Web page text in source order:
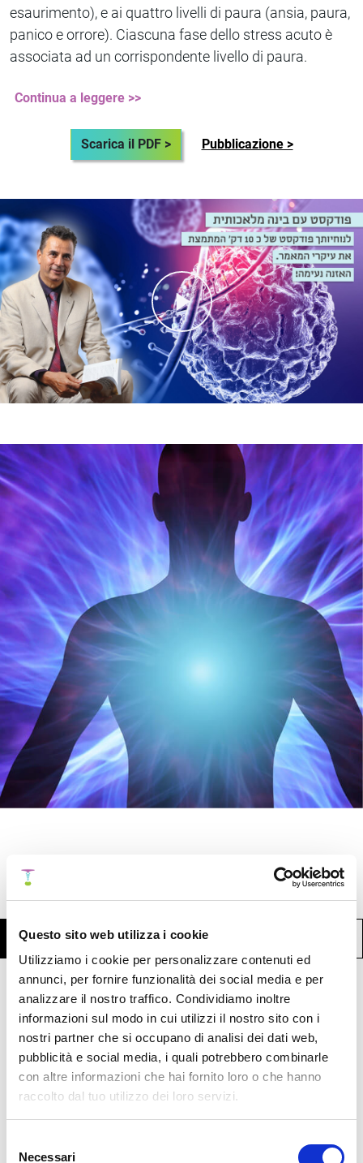
Questo sito web utilizza i cookie
Utilizziamo i cookie per personalizzare contenuti ed
annunci, per fornire funzionalità dei social media e per
analizzare il nostro traffico. Condividiamo inoltre
informazioni sul modo in cui utilizzi il nostro sito con i
nostri partner che si occupano di analisi dei dati web,
pubblicità e social media, i quali potrebbero combinarle
con altre informazioni che hai fornito loro o che hanno
raccolto dal tuo utilizzo dei loro servizi.
delNecessari
esaurimento), e ai quattro livelli di paura (ansia, paura,
panico e orrore). Ciascuna fase dello stress acuto è
associata ad un corrispondente livello di paura.
Continua a leggere >>
Scarica il PDF > Pubblicazione >
Altri Articoli:
Articoli in Psicologia
Un modello a nove domini dell’intelligenza
umana basato sulle tre parti dell’anima:
verso una cornice integrativa personalizzata
per il funzionamento emotivo, mentale e
intuitivo
Riassunto > Pubblicazione